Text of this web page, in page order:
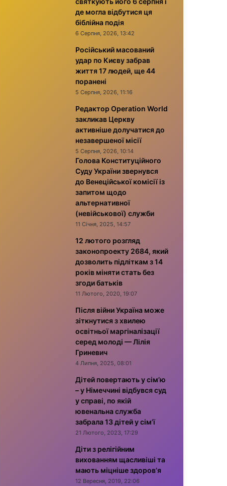
де могла відбутися ця
біблійна подія
6 Серпня, 2026, 13:42
Російський масований
удар по Києву забрав
життя 17 людей, ще 44
поранені
5 Серпня, 2026, 11:16
Редактор Operation World
закликав Церкву
активніше долучатися до
незавершеної місії
5 Серпня, 2026, 10:14
Голова Конституційного
Суду України звернувся
до Венеційської комісії із
запитом щодо
альтернативної
(невійськової) служби
11 Січня, 2025, 14:57
12 лютого розгляд
законопроекту 2684, який
дозволить підліткам з 14
років міняти стать без
згоди батьків
11 Лютого, 2020, 19:07
Після війни Україна може
зіткнутися з хвилею
освітньої маргіналізації
серед молоді — Лілія
Гриневич
4 Липня, 2025, 08:01
Дітей повертають у сім’ю
– у Німеччині відбувся суд
у справі, по якій
ювенальна служба
забрала 13 дітей у сім’ї
21 Лютого, 2023, 17:29
Діти з релігійним
вихованням щасливіші та
мають міцніше здоров’я
12 Вересня, 2019, 22:06